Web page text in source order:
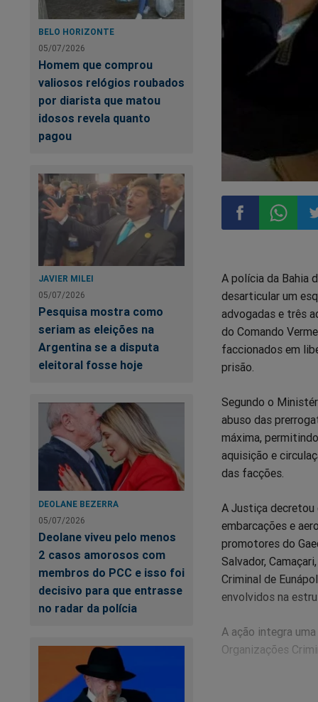
BELO HORIZONTE
05/07/2026
Homem que comprou
valiosos relógios roubados
por diarista que matou
idosos revela quanto
pagou
JAVIER MILEI
05/07/2026
Pesquisa mostra como
seriam as eleições na
Argentina se a disputa
eleitoral fosse hoje
DEOLANE BEZERRA
05/07/2026
Deolane viveu pelo menos
2 casos amorosos com
membros do PCC e isso foi
decisivo para que entrasse
no radar da polícia
no
Facebook
no
A polícia da Bahia
desarticular um
advogadas e três
do Comando
faccionados em
prisão.
Segundo o
abuso das
máxima,
aquisição e
das facções.
A Justiça decretou
embarcações e
promotores do
Salvador,
Criminal de
envolvidos na
A ação integra
Organizações